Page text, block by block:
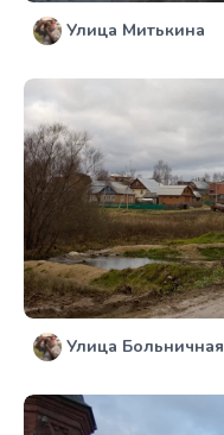
Улица Митькина
Улица Больничная